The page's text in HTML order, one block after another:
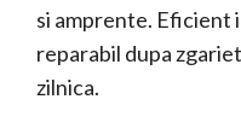
si amprente. Eficient
reparabil dupa
zilnica.